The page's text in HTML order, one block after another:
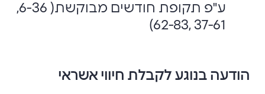
ע"פ תקופת חודשים מבוקשת( 6-36,
37-61 ,62-83)
הודעה בנוגע לקבלת חיווי אשראי